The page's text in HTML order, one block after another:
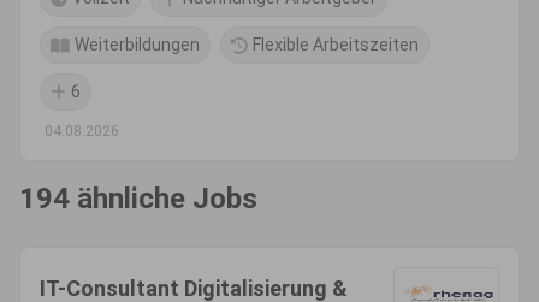
Weiterbildungen Flexible Arbeitszeiten
6
04.08.2026
194 ähnliche Jobs
IT-Consultant Digitalisierung &